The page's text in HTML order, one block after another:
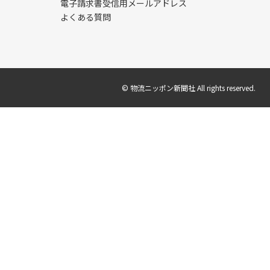
電子請求書受信用メールアドレス
よくある質問
© 物流ニッポン新聞社 All rights reserved.